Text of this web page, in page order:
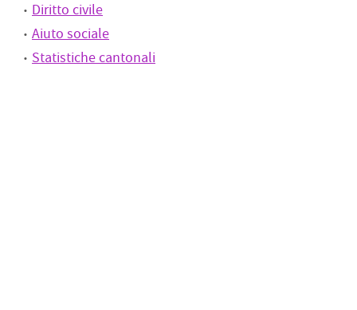
Diritto civile
Aiuto sociale
Statistiche cantonali